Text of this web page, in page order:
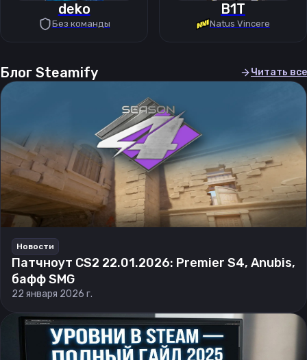
deko
Без команды
B1T
Natus Vincere
Блог Steamify Читать все
Новости
Патчноут CS2 22.01.2026: Premier S4, Anubis,
бафф SMG
22 января 2026 г.